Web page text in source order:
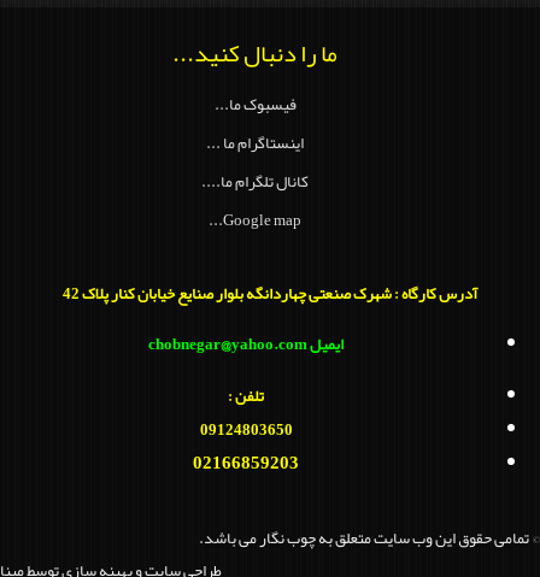
ما را دنبال کنید...
فیسبوک ما...
اینستاگرام ما ...
کانال تلگرام ما....
Google map...
آدرس کارگاه : شهرک صنعتی چهاردانگه بلوار صنایع خیابان کنار پلاک 42
ایمیل chobnegar@yahoo.com
تلفن :
09124803650
02166859203
© تمامی حقوق این وب سایت متعلق به چوب نگار می باشد.
طراحي سايت و بهينه سازي توسط مبنا